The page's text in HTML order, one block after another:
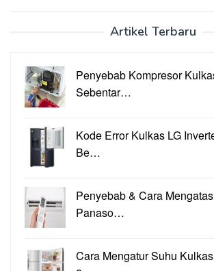
Artikel Terbaru
Penyebab Kompresor
Sebentar…
Kode Error Kulkas LG
Be…
Penyebab & Cara
Panaso…
Cara Mengatur Suhu